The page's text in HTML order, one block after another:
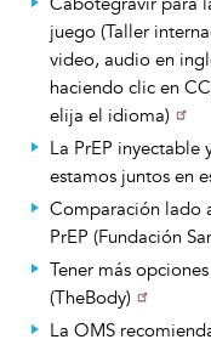
Cabotegravir para
juego (Taller
video, audio en
haciendo clic en
elija el idioma)
La PrEP inyectable
estamos juntos en
Comparación lado
PrEP (Fundación
Tener más
(TheBody)
La OMS